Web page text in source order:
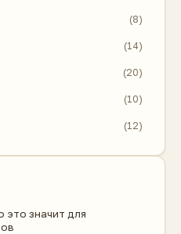
(8)
(14)
(20)
(10)
(12)
это значит для